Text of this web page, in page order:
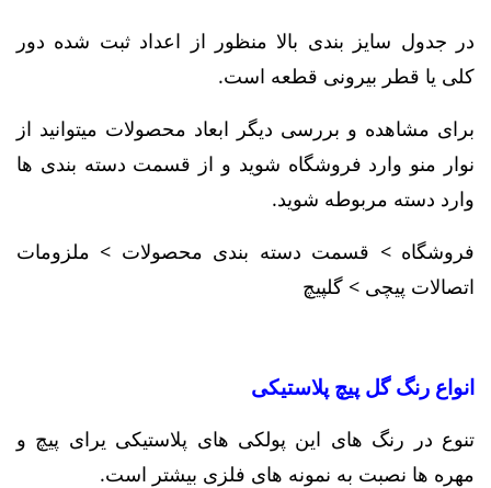
در جدول سایز بندی بالا منظور از اعداد ثبت شده دور
کلی یا قطر بیرونی قطعه است.
برای مشاهده و بررسی دیگر ابعاد محصولات میتوانید از
نوار منو وارد فروشگاه شوید و از قسمت دسته بندی ها
وارد دسته مربوطه شوید.
فروشگاه > قسمت دسته بندی محصولات > ملزومات
اتصالات پیچی > گلپیچ
انواع رنگ گل پیچ پلاستیکی
تنوع در رنگ های این پولکی های پلاستیکی یرای پیچ و
مهره ها نصبت به نمونه های فلزی بیشتر است.